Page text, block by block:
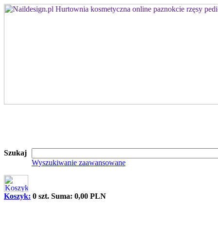
Szukaj
Wyszukiwanie zaawansowane
Koszyk: 0 szt. Suma: 0,00 PLN